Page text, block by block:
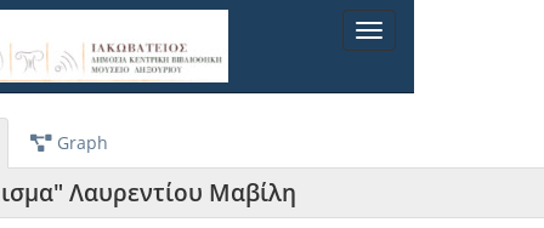
Toggle
navigation
Graph
Λαυρεντίου Μαβίλη
[Σειρά] Α1.Σ5-Μονόφυλλα - Δίφυλλα - Τεκμήρια
[Φάκελος] Α1.Σ5.Φ01-Μονόφυλλα
[Φάκελος] Α1.Σ5.Φ02-Δίφυλλα ή με λίγα φύλλα
[Φάκελος] Α1.Σ5.Φ03-Διάφορα τεκμήρια
[Φωτογραφία] 6 φωτογραφίες του Σταύρου Μεταξά
[Γραφιστικό Υλικό] Comico-mimico-meccanico
[Έγγραφο] "Εικόνα αγαπητή της γυναικός μου ..." και